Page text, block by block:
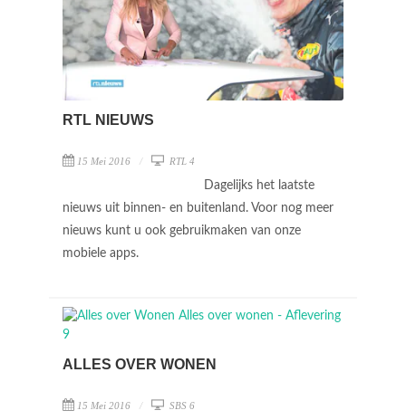
RTL NIEUWS
15 Mei 2016 RTL 4
Dagelijks het laatste
nieuws uit binnen- en buitenland. Voor nog meer
nieuws kunt u ook gebruikmaken van onze
mobiele apps.
ALLES OVER WONEN
15 Mei 2016 SBS 6